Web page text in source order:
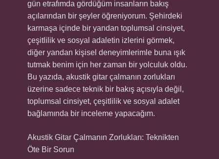
gün etrafımda gördüğüm insanların bakış
açılarından bir şeyler öğreniyorum. Şehirdeki
karmaşa içinde bir yandan toplumsal cinsiyet,
çeşitlilik ve sosyal adaletin izlerini görmek,
diğer yandan kişisel deneyimlerimle buna ışık
tutmak benim için her zaman bir yolculuk oldu.
Bu yazıda, akustik gitar çalmanın zorlukları
üzerine sadece teknik bir bakış açısıyla değil,
toplumsal cinsiyet, çeşitlilik ve sosyal adalet
bağlamında bir inceleme yapacağım.
Akustik Gitar Çalmanın Zorlukları: Teknikten
Öte Bir Sorun